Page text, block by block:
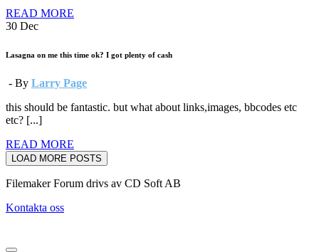
READ MORE
30 Dec
Lasagna on me this time ok? I got plenty of cash
- By Larry Page
this should be fantastic. but what about links,images, bbcodes etc
etc? [...]
READ MORE
LOAD MORE POSTS
Filemaker Forum drivs av CD Soft AB
Kontakta oss